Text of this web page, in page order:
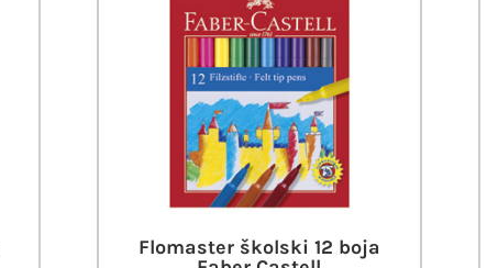
Flomaster školski 12 boja